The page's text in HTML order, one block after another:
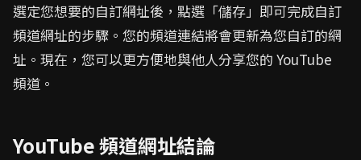
選定您想要的自訂網址後，點選「儲存」即可完成自訂
頻道網址的步驟。您的頻道連結將會更新為您自訂的網
址。現在，您可以更方便地與他人分享您的 YouTube
頻道。
YouTube 頻道網址結論